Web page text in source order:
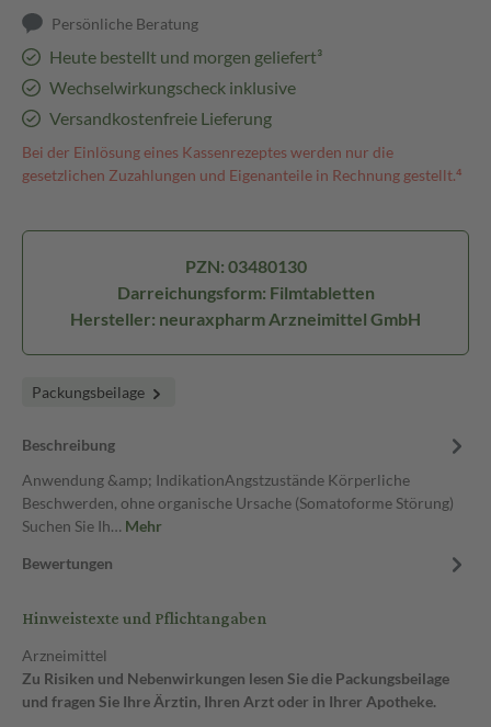
Persönliche Beratung
Heute bestellt und morgen geliefert³
Wechselwirkungscheck inklusive
Versandkostenfreie Lieferung
Bei der Einlösung eines Kassenrezeptes werden nur die
gesetzlichen Zuzahlungen und Eigenanteile in Rechnung gestellt.⁴
PZN: 03480130
Darreichungsform: Filmtabletten
Hersteller: neuraxpharm Arzneimittel GmbH
Packungsbeilage
Beschreibung
Anwendung &amp; IndikationAngstzustände Körperliche
Beschwerden, ohne organische Ursache (Somatoforme Störung)
Suchen Sie Ih… Mehr
Bewertungen
Hinweistexte und Pflichtangaben
Arzneimittel
Zu Risiken und Nebenwirkungen lesen Sie die Packungsbeilage
und fragen Sie Ihre Ärztin, Ihren Arzt oder in Ihrer Apotheke.